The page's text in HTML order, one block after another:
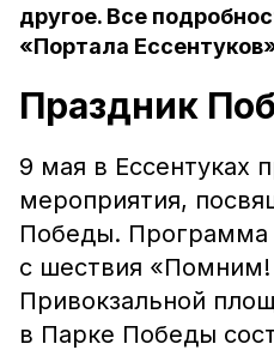
другое. Все
«Портала
Праздник
9 мая в Ессентуках
мероприятия,
Победы. Программа
с шествия «Помним!
Привокзальной
в Парке Победы